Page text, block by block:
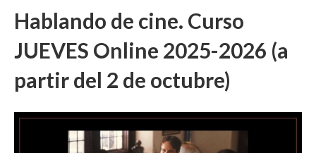
Hablando de cine. Curso
JUEVES Online 2025-2026 (a
partir del 2 de octubre)